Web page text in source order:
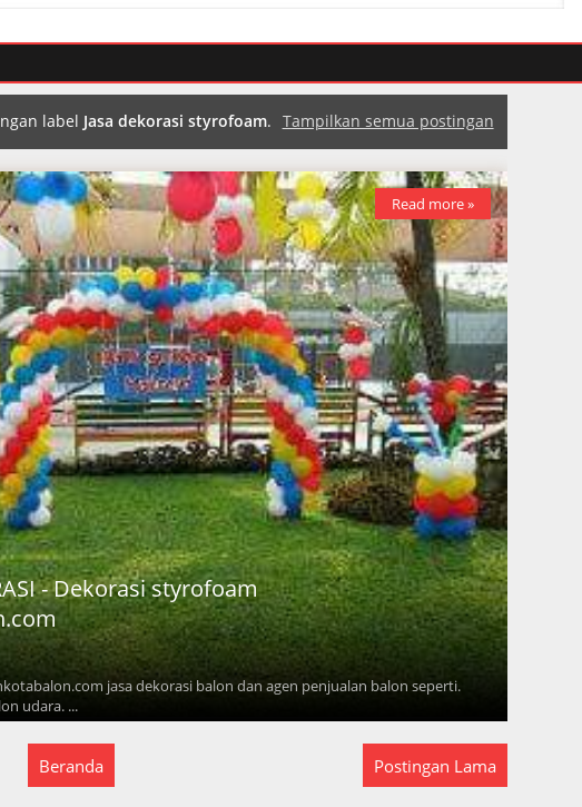
label Jasa dekorasi styrofoam. Tampilkan semua postingan
- Dekorasi styrofoam
jasa dekorasi balon dan agen penjualan balon seperti.
udara. ...
Read more »
Postingan Lama
Beranda